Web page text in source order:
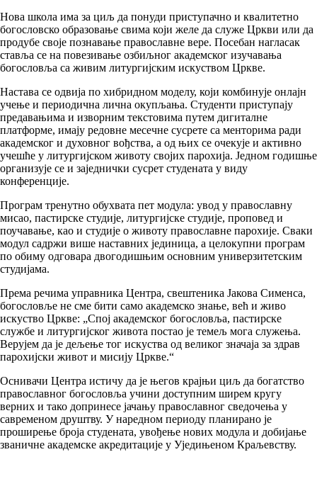
Нова школа има за циљ да понуди приступачно и квалитетно
богословско образовање свима који желе да служе Цркви или да
продубе своје познавање православне вере. Посебан нагласак
ставља се на повезивање озбиљног академског изучавања
богословља са живим литургијским искуством Цркве.
Настава се одвија по хибридном моделу, који комбинује онлајн
учење и периодична лична окупљања. Студенти приступају
предавањима и изворним текстовима путем дигиталне
платформе, имају редовне месечне сусрете са менторима ради
академског и духовног вођства, а од њих се очекује и активно
учешће у литургијском животу својих парохија. Једном годишње
организује се и заједнички сусрет студената у виду
конференције.
Програм тренутно обухвата пет модула: увод у православну
мисао, пастирске студије, литургијске студије, проповед и
поучавање, као и студије о животу православне парохије. Сваки
модул садржи више наставних јединица, а целокупни програм
по обиму одговара двогодишњим основним универзитетским
студијама.
Према речима управника Центра, свештеника Јакова Сименса,
богословље не сме бити само академско знање, већ и живо
искуство Цркве: „Спој академског богословља, пастирске
службе и литургијског живота постао је темељ мога служења.
Верујем да је дељење тог искуства од великог значаја за здрав
парохијски живот и мисију Цркве.“
Оснивачи Центра истичу да је његов крајњи циљ да богатство
православног богословља учини доступним ширем кругу
верних и тако допринесе јачању православног сведочења у
савременом друштву. У наредном периоду планирано је
проширење броја студената, увођење нових модула и добијање
званичне академске акредитације у Уједињеном Краљевству.